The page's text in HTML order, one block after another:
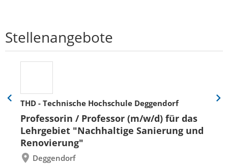
Stellenangebote
THD - Technische Hochschule Deggendorf
Professorin / Professor (m/w/d) für das
Lehrgebiet "Nachhaltige Sanierung und
Renovierung"
Deggendorf
Eine
zurück
Eine